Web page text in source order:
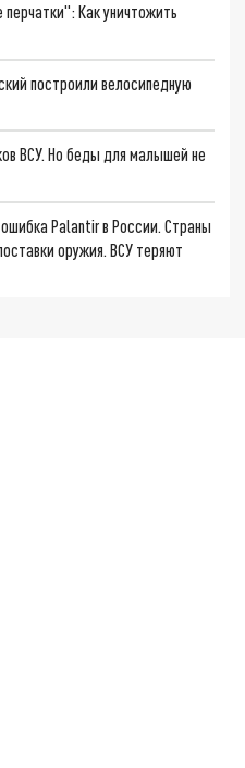
Как уничтожить
построили велосипедную
ВСУ. Но беды для малышей не
Palantir в России. Страны
оружия. ВСУ теряют